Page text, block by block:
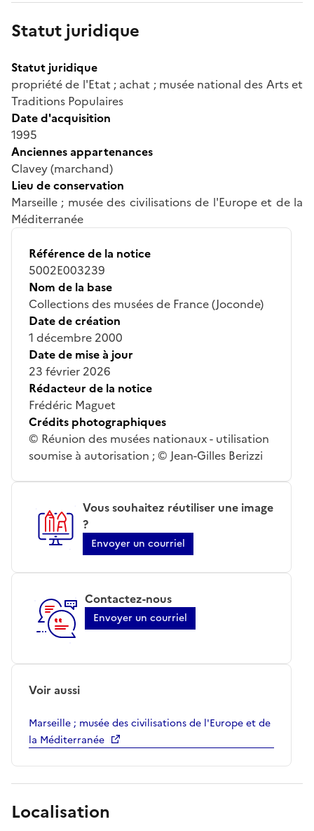
Statut juridique
Statut juridique
propriété de l'Etat ; achat ; musée national des Arts et
Traditions Populaires
Date d'acquisition
1995
Anciennes appartenances
Clavey (marchand)
Lieu de conservation
Marseille ; musée des civilisations de l'Europe et de la
Méditerranée
Référence de la notice
5002E003239
Nom de la base
Collections des musées de France (Joconde)
Date de création
1 décembre 2000
Date de mise à jour
23 février 2026
Rédacteur de la notice
Frédéric Maguet
Crédits photographiques
© Réunion des musées nationaux - utilisation
soumise à autorisation ; © Jean-Gilles Berizzi
Vous souhaitez réutiliser une image
?
Envoyer un courriel
Contactez-nous
Envoyer un courriel
Voir aussi
Marseille ; musée des civilisations de l'Europe et de
la Méditerranée
Localisation